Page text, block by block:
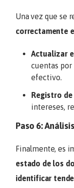
Una vez que se
correctamente
Actualizar
cuentas
efectivo.
Registro
intereses,
Paso 6:
Finalmente, es
estado de los
identificar